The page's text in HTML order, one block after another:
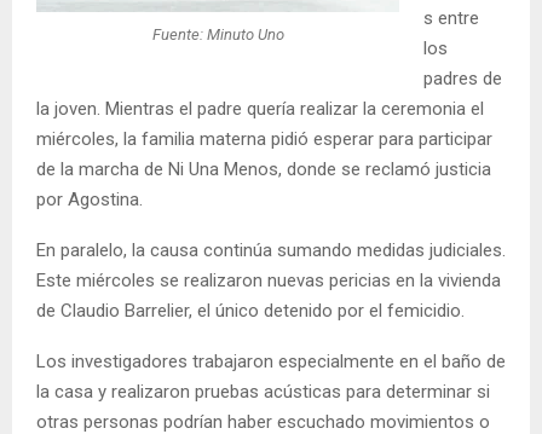
Fuente: Minuto Uno
s entre
los
padres de
la joven. Mientras el padre quería realizar la ceremonia el
miércoles, la familia materna pidió esperar para participar
de la marcha de Ni Una Menos, donde se reclamó justicia
por Agostina.
En paralelo, la causa continúa sumando medidas judiciales.
Este miércoles se realizaron nuevas pericias en la vivienda
de Claudio Barrelier, el único detenido por el femicidio.
Los investigadores trabajaron especialmente en el baño de
la casa y realizaron pruebas acústicas para determinar si
otras personas podrían haber escuchado movimientos o